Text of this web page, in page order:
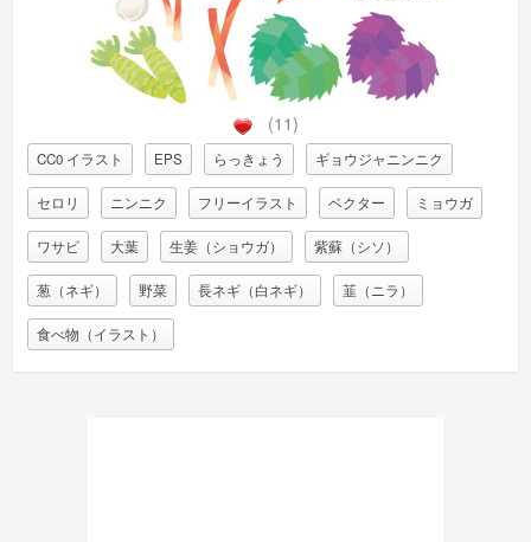
(11)
CC0 イラスト EPS らっきょう ギョウジャニンニク
セロリ ニンニク フリーイラスト ベクター ミョウガ
ワサビ 大葉 生姜（ショウガ） 紫蘇（シソ）
葱（ネギ） 野菜 長ネギ（白ネギ） 韮（ニラ）
食べ物（イラスト）